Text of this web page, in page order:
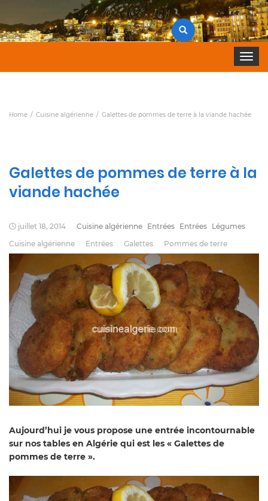
Search
for:
Toggle
Home Cuisine algérienne Galettes de pommes de terre à la viande hachée
Galettes de pommes de terre à la
viande hachée
juillet 18, 2014 Cuisine algérienne Entrées Entrées
Légumes
Cuisine algérienne
Entrées Galettes Pommes de terre
Aujourd’hui je vous propose une entrée incontournable
sur nos tables en Algérie qui est les « Galettes de
pommes de terre ».